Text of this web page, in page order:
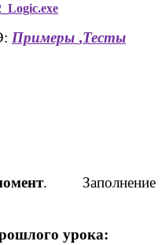
Примеры ,Тесты
. Заполнение
урока: